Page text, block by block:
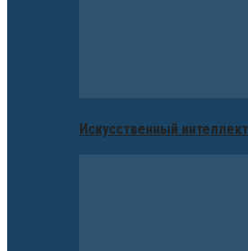
Искусственный